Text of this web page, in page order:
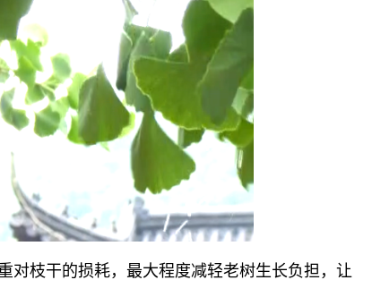
对枝干的损耗，最大程度减轻老树生长负担，让